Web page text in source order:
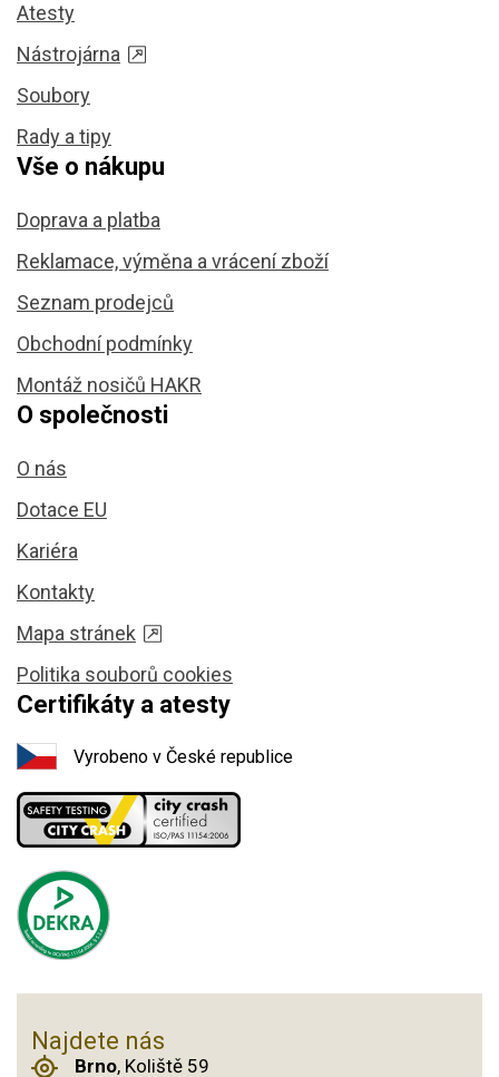
Atesty
Nástrojárna
Soubory
Rady a tipy
Vše o nákupu
Doprava a platba
Reklamace, výměna a vrácení zboží
Seznam prodejců
Obchodní podmínky
Montáž nosičů HAKR
O společnosti
O nás
Dotace EU
Kariéra
Kontakty
Mapa stránek
Politika souborů cookies
Certifikáty a atesty
Vyrobeno v České republice
Najdete nás
Brno, Koliště 59